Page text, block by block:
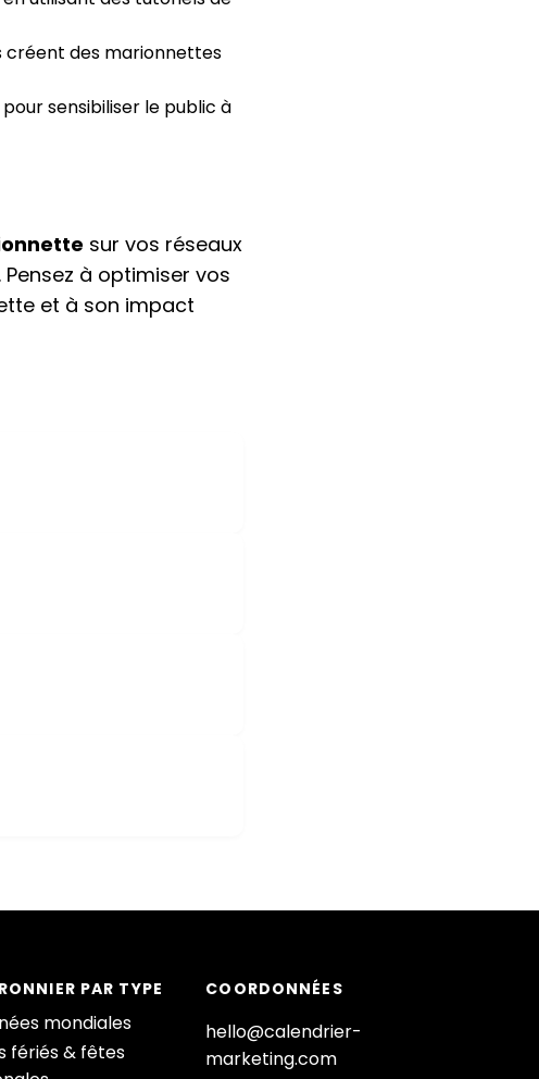
créent des marionnettes
sensibiliser le public à
sur vos réseaux
à optimiser vos
et à son impact
PAR TYPE
mondiales
fériés & fêtes
COORDONNÉES
hello@calendrier-
marketing.com